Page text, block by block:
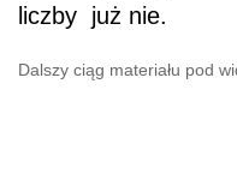
liczby już nie.
Dalszy ciąg materiału pod